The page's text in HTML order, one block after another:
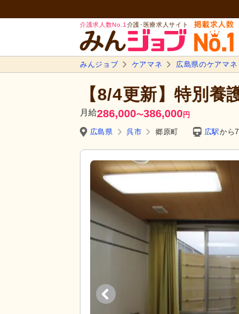
介護求人数No.1 介護･医療求人サイト
みんジョブ ケアマネ 広島県のケアマネ
【8/4更新】特別養
月給286,000〜386,000円
広島県
呉市 郷原町 広駅から